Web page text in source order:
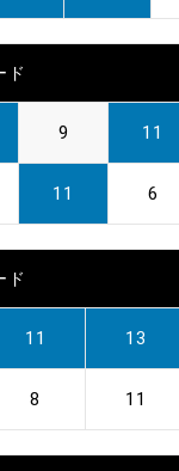
ド
9 11
11 6
ド
11 13
8 11